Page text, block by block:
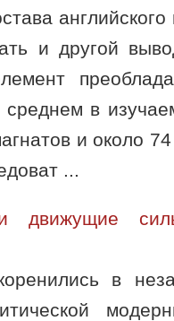
и другой
среднем в
и около
...
движущие
в